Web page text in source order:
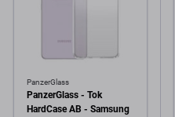
PanzerGlass
PanzerGlass - Tok
HardCase AB - Samsung